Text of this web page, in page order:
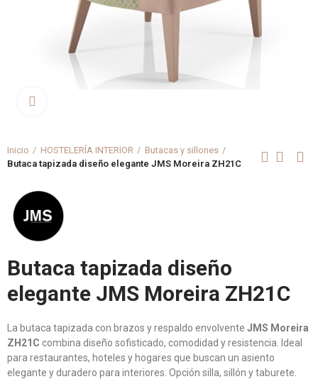
Inicio HOSTELERÍA INTERIOR
Butacas y sillones
Butaca tapizada diseño elegante JMS Moreira ZH21C
Butaca tapizada diseño
elegante JMS Moreira ZH21C
La butaca tapizada con brazos y respaldo envolvente JMS Moreira
ZH21C combina diseño sofisticado, comodidad y resistencia. Ideal
para restaurantes, hoteles y hogares que buscan un asiento
elegante y duradero para interiores. Opción silla, sillón y taburete.